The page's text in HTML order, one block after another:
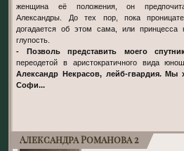
женщина её положения, он
Александры. До тех пор, пока
догадается об этом сама, или принцесса
глупость.
- Позволь представить моего
переодетой в аристократичного вида
Александр Некрасов, лейб-гвардия. Мы
Софи...
Александра Романова 2